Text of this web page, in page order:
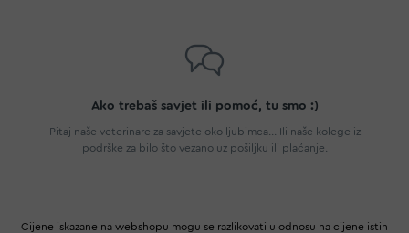
Ako trebaš savjet ili pomoć, tu smo :)
Pitaj naše veterinare za savjete oko ljubimca... Ili naše kolege iz
podrške za bilo što vezano uz pošiljku ili plaćanje.
Cijene iskazane na webshopu mogu se razlikovati u odnosu na cijene istih